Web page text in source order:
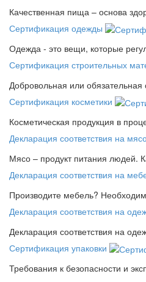
Качественная пища – основа
Сертификация одежды
Одежда - это вещи, которые
Сертификация строительных
Добровольная или
Сертификация косметики
Косметическая продукция в
Декларация соответствия на
Мясо – продукт питания людей.
Декларация соответствия на
Производите мебель?
Декларация соответствия на
Декларация соответствия на
Сертификация упаковки
Требования к безопасности и